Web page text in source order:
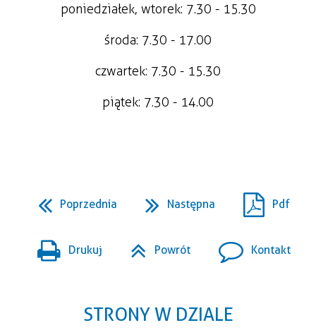
poniedziałek, wtorek: 7.30 - 15.30
środa: 7.30 - 17.00
czwartek: 7.30 - 15.30
piątek: 7.30 - 14.00
Poprzednia Następna Pdf
Drukuj Powrót Kontakt
STRONY W DZIALE